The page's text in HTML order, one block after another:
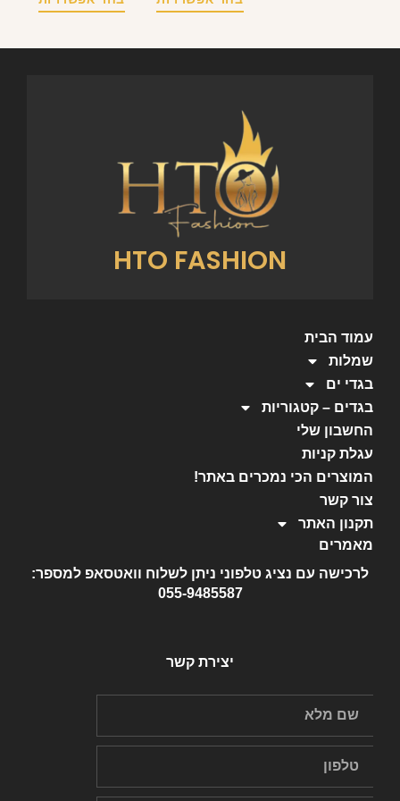
HTO FASHION
עמוד הבית
שמלות
בגדי ים
בגדים – קטגוריות
החשבון שלי
עגלת קניות
המוצרים הכי נמכרים באתר!
צור קשר
תקנון האתר
מאמרים
לרכישה עם נציג טלפוני ניתן לשלוח וואטסאפ למספר:
055-9485587
יצירת קשר